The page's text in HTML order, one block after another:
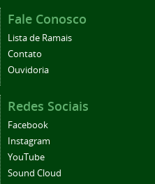
Fale Conosco
Lista de Ramais
Contato
Ouvidoria
Redes Sociais
Facebook
Instagram
YouTube
Sound Cloud